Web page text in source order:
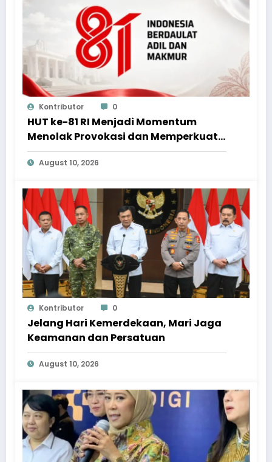
Kontributor 0
HUT ke-81 RI Menjadi Momentum
Menolak Provokasi dan Memperkuat
Persatuan
August 10, 2026
Kontributor 0
Jelang Hari Kemerdekaan, Mari Jaga
Keamanan dan Persatuan
August 10, 2026